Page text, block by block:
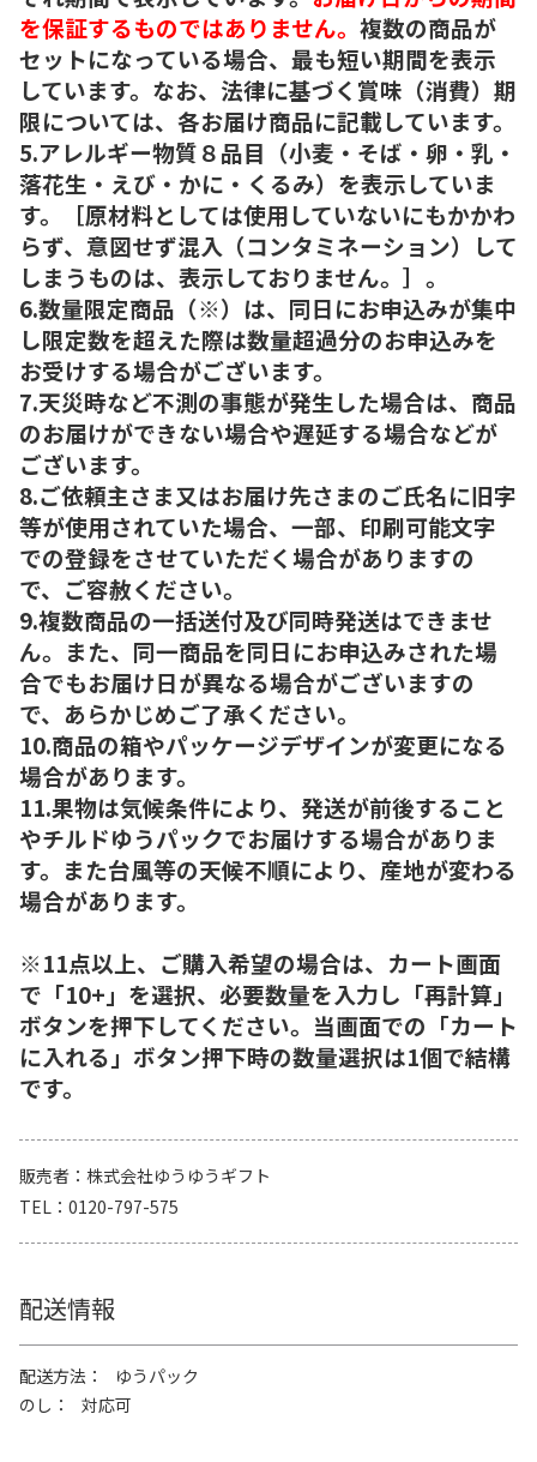
を保証するものではありません。 複数の商品が
セットになっている場合、最も短い期間を表示
しています。なお、法律に基づく賞味（消費）期
限については、各お届け商品に記載しています。
5.アレルギー物質８品目（小麦・そば・卵・乳・
落花生・えび・かに・くるみ）を表示していま
す。［原材料としては使用していないにもかかわ
らず、意図せず混入（コンタミネーション）して
しまうものは、表示しておりません。］。
6.数量限定商品（※）は、同日にお申込みが集中
し限定数を超えた際は数量超過分のお申込みを
お受けする場合がございます。
7.天災時など不測の事態が発生した場合は、商品
のお届けができない場合や遅延する場合などが
ございます。
8.ご依頼主さま又はお届け先さまのご氏名に旧字
等が使用されていた場合、一部、印刷可能文字
での登録をさせていただく場合がありますの
で、ご容赦ください。
9.複数商品の一括送付及び同時発送はできませ
ん。また、同一商品を同日にお申込みされた場
合でもお届け日が異なる場合がございますの
で、あらかじめご了承ください。
10.商品の箱やパッケージデザインが変更になる
場合があります。
11.果物は気候条件により、発送が前後すること
やチルドゆうパックでお届けする場合がありま
す。また台風等の天候不順により、産地が変わる
場合があります。
※11点以上、ご購入希望の場合は、カート画面
で「10+」を選択、必要数量を入力し「再計算」
ボタンを押下してください。当画面での「カート
に入れる」ボタン押下時の数量選択は1個で結構
です。
販売者
株式会社ゆうゆうギフト
TEL
0120-797-575
配送情報
配送方法
ゆうパック
のし
対応可